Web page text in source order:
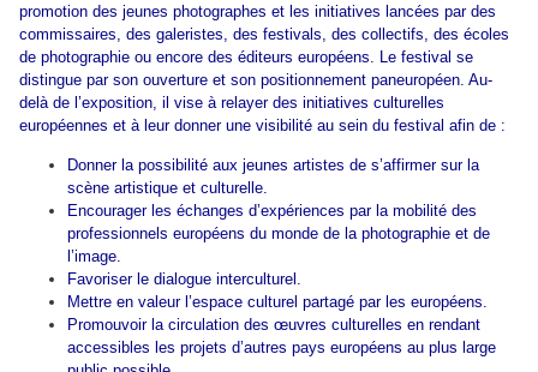
promotion des jeunes photographes et les initiatives lancées par des
commissaires, des galeristes, des festivals, des collectifs, des écoles
de photographie ou encore des éditeurs européens. Le festival se
distingue par son ouverture et son positionnement paneuropéen. Au-
delà de l’exposition, il vise à relayer des initiatives culturelles
européennes et à leur donner une visibilité au sein du festival afin de :
Donner la possibilité aux jeunes artistes de s’affirmer sur la
scène artistique et culturelle.
Encourager les échanges d’expériences par la mobilité des
professionnels européens du monde de la photographie et de
l’image.
Favoriser le dialogue interculturel.
Mettre en valeur l’espace culturel partagé par les européens.
Promouvoir la circulation des œuvres culturelles en rendant
accessibles les projets d’autres pays européens au plus large